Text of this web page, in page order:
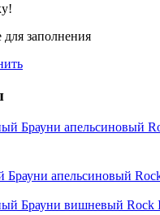
для заполнения
Брауни апельсиновый